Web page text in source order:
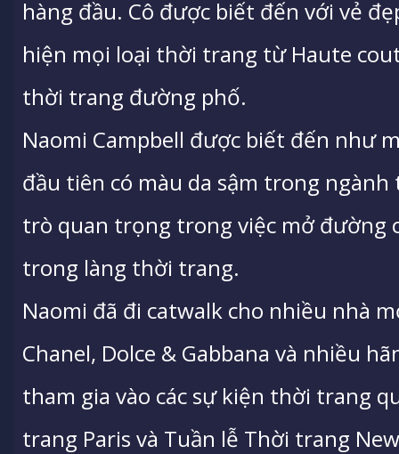
hàng đầu. Cô được biết đến với vẻ
hiện mọi loại thời trang từ Haute
thời trang đường phố.
Naomi Campbell được biết đến như
đầu tiên có màu da sậm trong
trò quan trọng trong việc mở đường
trong làng thời trang.
Naomi đã đi catwalk cho nhiều nhà
Chanel, Dolce & Gabbana và nhiều
tham gia vào các sự kiện thời trang
trang Paris và Tuần lễ Thời trang